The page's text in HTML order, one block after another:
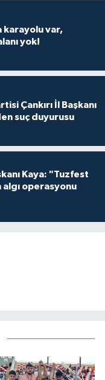
karayolu var,
yok!
Çankırı İl Başkanı
suç duyurusu
Kaya: "Tuzfest
operasyonu